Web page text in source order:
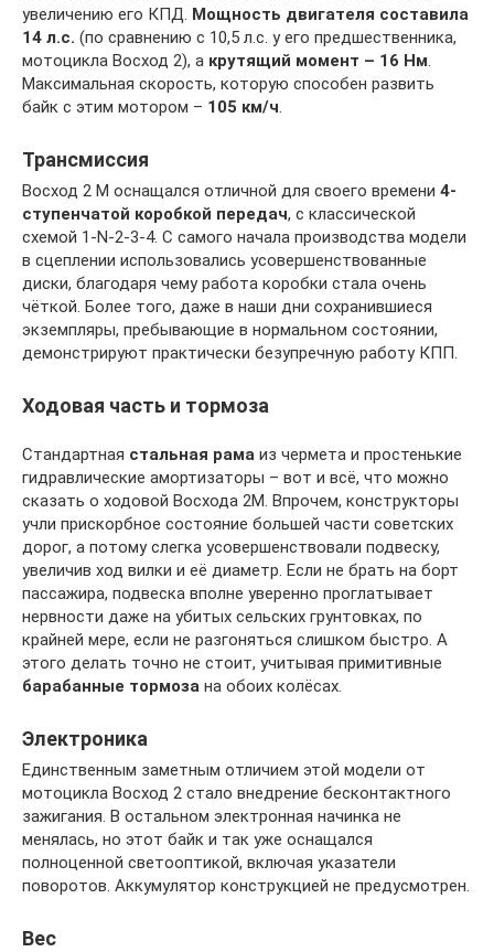
увеличению его КПД. Мощность двигателя составила
14 л.с. (по сравнению с 10,5 л.с. у его предшественника,
мотоцикла Восход 2), а крутящий момент – 16 Нм.
Максимальная скорость, которую способен развить
байк с этим мотором – 105 км/ч.
Трансмиссия
Восход 2 М оснащался отличной для своего времени 4-
ступенчатой коробкой передач, с классической
схемой 1-N-2-3-4. С самого начала производства модели
в сцеплении использовались усовершенствованные
диски, благодаря чему работа коробки стала очень
чёткой. Более того, даже в наши дни сохранившиеся
экземпляры, пребывающие в нормальном состоянии,
демонстрируют практически безупречную работу КПП.
Ходовая часть и тормоза
Стандартная стальная рама из чермета и простенькие
гидравлические амортизаторы – вот и всё, что можно
сказать о ходовой Восхода 2М. Впрочем, конструкторы
учли прискорбное состояние большей части советских
дорог, а потому слегка усовершенствовали подвеску,
увеличив ход вилки и её диаметр. Если не брать на борт
пассажира, подвеска вполне уверенно проглатывает
нервности даже на убитых сельских грунтовках, по
крайней мере, если не разгоняться слишком быстро. А
этого делать точно не стоит, учитывая примитивные
барабанные тормоза на обоих колёсах.
Электроника
Единственным заметным отличием этой модели от
мотоцикла Восход 2 стало внедрение бесконтактного
зажигания. В остальном электронная начинка не
менялась, но этот байк и так уже оснащался
полноценной светооптикой, включая указатели
поворотов. Аккумулятор конструкцией не предусмотрен.
Вес